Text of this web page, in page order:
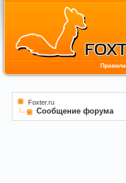
Правила
Foxter.ru
Сообщение форума